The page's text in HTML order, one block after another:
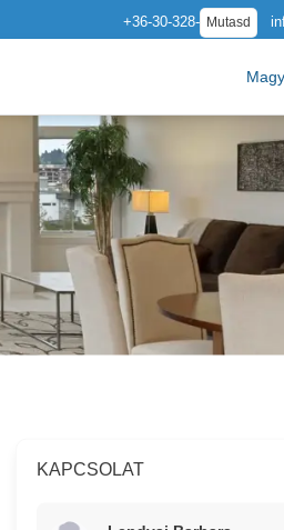
+36-30-328- Mutasd
KAPCSOLAT